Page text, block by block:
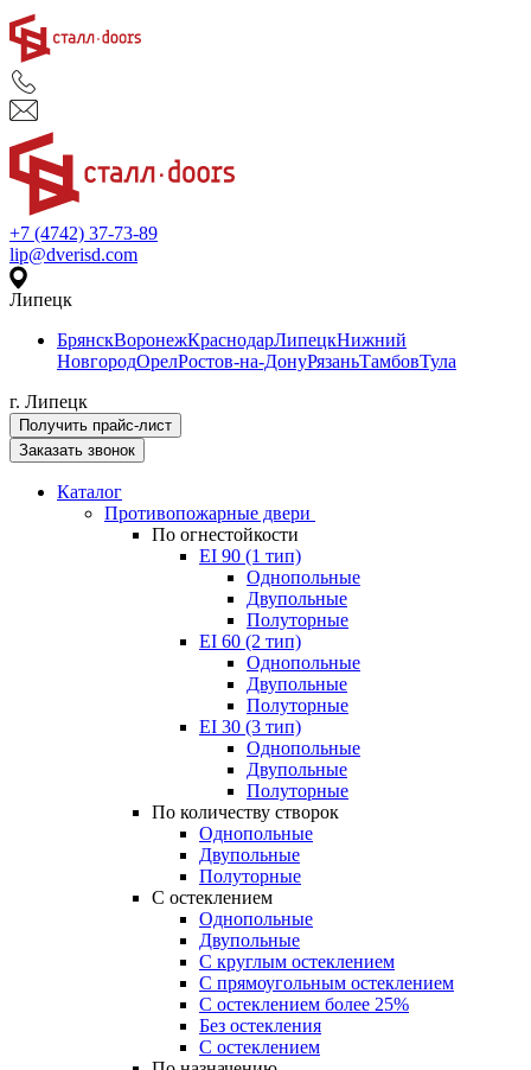
+7 (4742) 37-73-89
lip@dverisd.com
Липецк
БрянскВоронежКраснодарЛипецкНижний
НовгородОрелРостов-на-ДонуРязаньТамбовТула
г. Липецк
Получить прайс-лист
Заказать звонок
Каталог
Противопожарные двери
По огнестойкости
EI 90 (1 тип)
Однопольные
Двупольные
Полуторные
EI 60 (2 тип)
Однопольные
Двупольные
Полуторные
EI 30 (3 тип)
Однопольные
Двупольные
Полуторные
По количеству створок
Однопольные
Двупольные
Полуторные
С остеклением
Однопольные
Двупольные
С круглым остеклением
С прямоугольным остеклением
С остеклением более 25%
Без остекления
С остеклением